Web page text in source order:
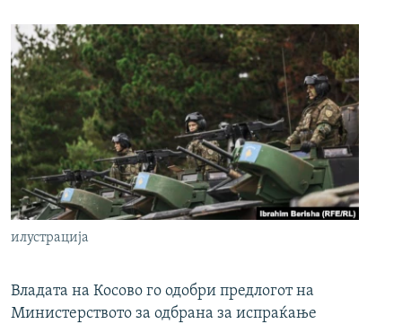
илустрација
Владата на Косово го одобри предлогот на
Министерството за одбрана за испраќање